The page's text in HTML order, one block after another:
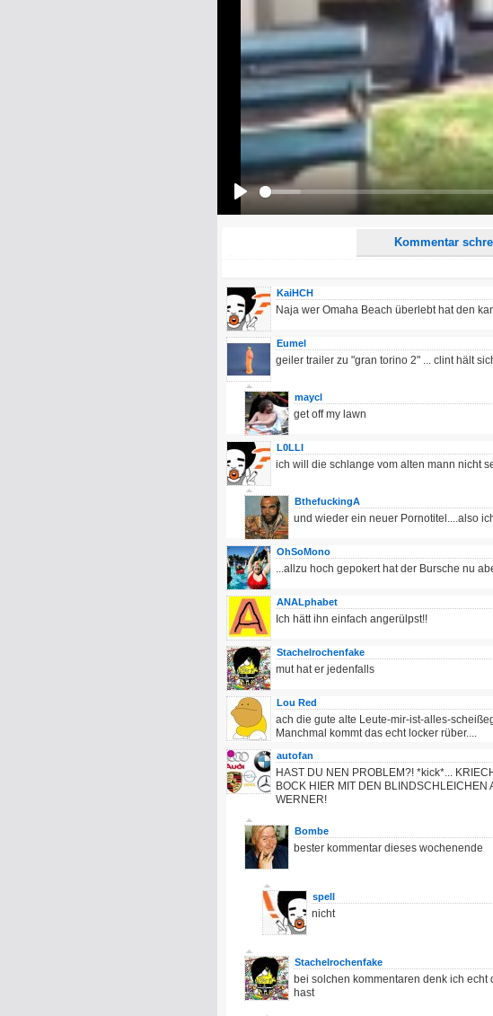
Kommentar
E-Mail-Adresse (optional):
Kommentar:
Alle HTML-Tags außer <br>, <strike> und <i> werden aus
URLs werden automatisch umgewandelt. Bitte verwende
Ich möchte eine E-Mail, wenn zu meinem Kommentar
Ich möchte eine E-Mail, wenn auf dieser Seite
KaiHCH
Naja wer Omaha Beach überlebt hat den
Eumel
geiler trailer zu "gran torino 2" ... clint hält
maycl
get off my lawn
L0LLI
ich will die schlange vom alten mann nicht
BthefuckingA
und wieder ein neuer Pornotitel....also
OhSoMono
...allzu hoch gepokert hat der Bursche nu
ANALphabet
Ich hätt ihn einfach angerülpst!!
Stachelrochenfake
mut hat er jedenfalls
Lou Red
ach die gute alte Leute-mir-ist-alles-
Manchmal kommt das echt locker rüber....
autofan
HAST DU NEN PROBLEM?! *kick*...
BOCK HIER MIT DEN BLINDSCHLEICHEN
WERNER!
Bombe
bester kommentar dieses wochenende
spell
nicht
Stachelrochenfake
bei solchen kommentaren denk ich echt
hast